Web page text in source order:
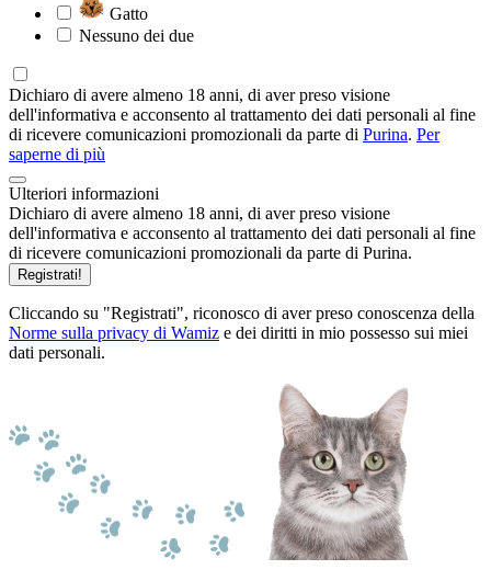
Gatto
Nessuno dei due
Dichiaro di avere almeno 18 anni, di aver preso visione
dell'informativa e acconsento al trattamento dei dati personali al fine
di ricevere comunicazioni promozionali da parte di Purina. Per
saperne di più
Ulteriori informazioni
Dichiaro di avere almeno 18 anni, di aver preso visione
dell'informativa e acconsento al trattamento dei dati personali al fine
di ricevere comunicazioni promozionali da parte di Purina.
Registrati!
Cliccando su "Registrati", riconosco di aver preso conoscenza della
Norme sulla privacy di Wamiz e dei diritti in mio possesso sui miei
dati personali.